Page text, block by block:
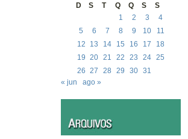
D
S T Q Q S
S
1
2 3
4
5
6 7 8 9 10
11
12
13 14 15 16 17
18
19 20 21 22 23 24 25
26 27 28 29 30 31
« jun
ago »